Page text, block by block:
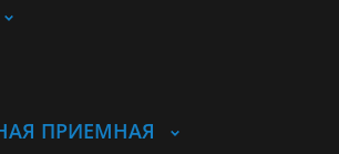
ПРИЕМНАЯ